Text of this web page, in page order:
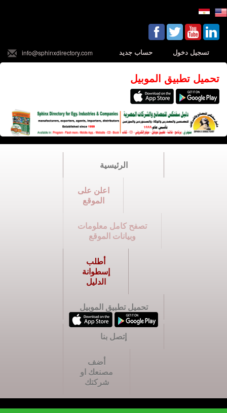
تسجيل دخول حساب جديد info@sphinxdirectory.com
تحميل تطبيق الموبيل
الرئيسية
اعلن على
الموقع
تصفح كامل معلومات
وبيانات الموقع
أطلب
إسطوانة
الدليل
تحميل تطبيق الموبيل
إتصل بنا
أضف
مصنعك او
شركتك